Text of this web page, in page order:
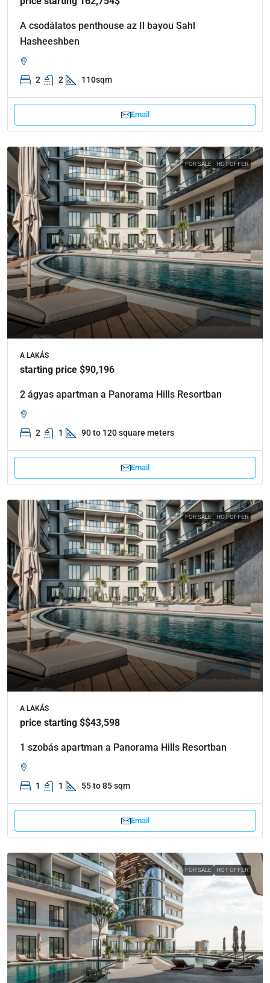
A csodálatos penthouse az Il bayou Sahl
Hasheeshben
2 2 110sqm
Email
FOR SALE HOT OFFER
A LAKÁS
starting price $90,196
2 ágyas apartman a Panorama Hills Resortban
2 1 90 to 120 square meters
Email
FOR SALE HOT OFFER
A LAKÁS
price starting $$43,598
1 szobás apartman a Panorama Hills Resortban
1 1 55 to 85 sqm
Email
FOR SALE HOT OFFER